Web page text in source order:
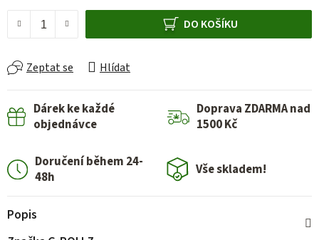
DO KOŠÍKU
Zeptat se Hlídat
Dárek ke každé
objednávce
Doprava ZDARMA nad
1500 Kč
Doručení během 24-
48h
Vše skladem!
Popis